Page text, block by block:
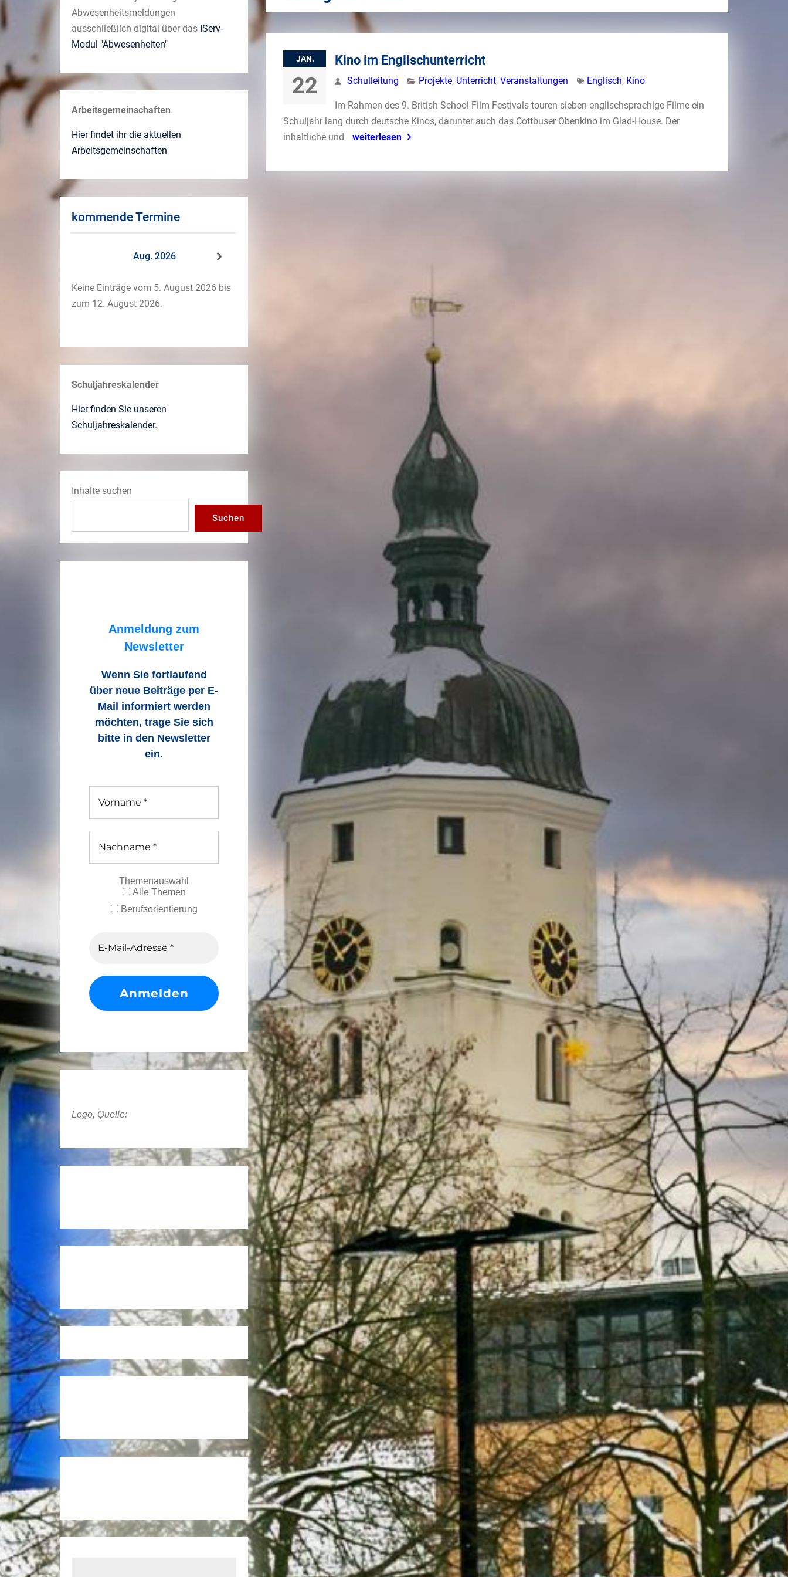
JAN.
22
Kino im Englischunterricht
Schulleitung Projekte, Unterricht, Veranstaltungen Englisch, Kino
Im Rahmen des 9. British School Film Festivals touren sieben englischsprachige Filme ein
Schuljahr lang durch deutsche Kinos, darunter auch das Cottbuser Obenkino im Glad-House. Der
inhaltliche und
weiterlesen
Abwesenheitsmeldungen
ausschließlich digital über das IServ-
Modul "Abwesenheiten"
Arbeitsgemeinschaften
Hier findet ihr die aktuellen
Arbeitsgemeinschaften
kommende Termine
Aug. 2026
Keine Einträge vom 5. August 2026 bis
zum 12. August 2026.
Schuljahreskalender
Hier finden Sie unseren
Schuljahreskalender.
Inhalte suchen
Suchen
Anmeldung zum
Newsletter
Wenn Sie fortlaufend
über neue Beiträge per E-
Mail informiert werden
möchten, trage Sie sich
bitte in den Newsletter
ein.
Themenauswahl
Alle Themen
Berufsorientierung
Logo, Quelle: